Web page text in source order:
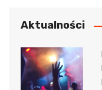
Aktualności